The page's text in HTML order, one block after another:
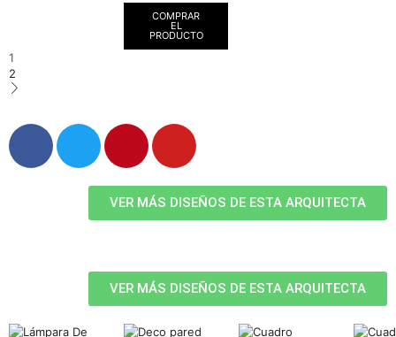
COMPRAR
EL
PRODUCTO
1
2
VER MÁS DISEÑOS DE ESTA ARQUITECTA
VER MÁS DISEÑOS DE ESTA ARQUITECTA